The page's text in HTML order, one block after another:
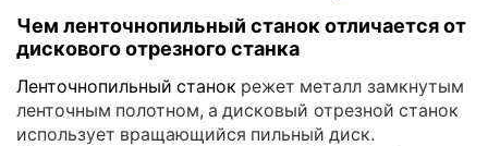
Чем ленточнопильный станок отличается от
дискового отрезного станка
Ленточнопильный станок режет металл замкнутым
ленточным полотном, а дисковый отрезной станок
использует вращающийся пильный диск.